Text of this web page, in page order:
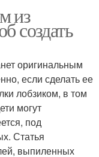
из
создать
оригинальным
если сделать ее
лобзиком, в том
могут
под
Статья
выпиленных